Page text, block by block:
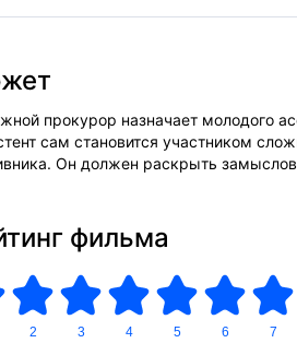
прокурор назначает молодого
сам становится участником
Он должен раскрыть
фильма
2 3 4 5 6 7